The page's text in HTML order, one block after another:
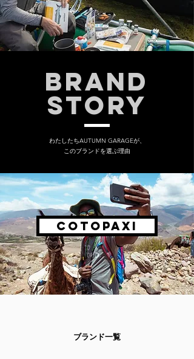
BRAND
STORY
​わたしたちAUTUMN GARAGEが、
このブランドを選ぶ理由
Cotopaxi
​ブランド一覧